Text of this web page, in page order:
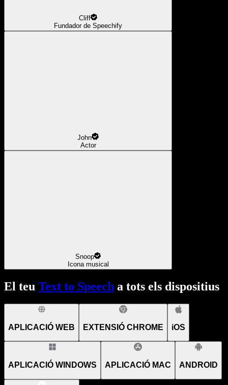
Cliff
Fundador de Speechify
John
Actor
Snoop
Icona musical
El teu Text to Speech a tots els dispositius
APLICACIÓ WEB EXTENSIÓ CHROME iOS
APLICACIÓ WINDOWS APLICACIÓ MAC ANDROID